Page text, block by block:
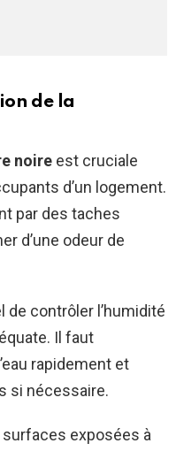
de la
noire est cruciale
d’un logement.
par des taches
d’une odeur de
de contrôler l’humidité
Il faut
rapidement et
si nécessaire.
surfaces exposées à